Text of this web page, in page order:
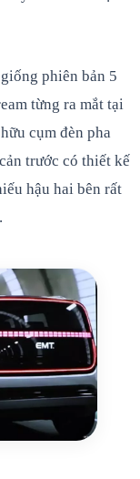
phiên bản 5
từng ra mắt tại
cụm đèn pha
trước có thiết kế
hậu hai bên rất